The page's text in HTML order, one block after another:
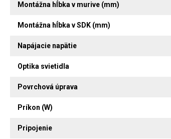
Montážna hĺbka v murive (mm)
Montážna hĺbka v SDK (mm)
Napájacie napätie
Optika svietidla
Povrchová úprava
Príkon (W)
Pripojenie